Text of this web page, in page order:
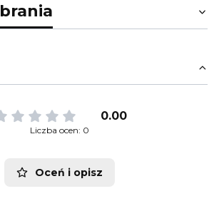
0.00
Liczba ocen: 0
Oceń i opisz